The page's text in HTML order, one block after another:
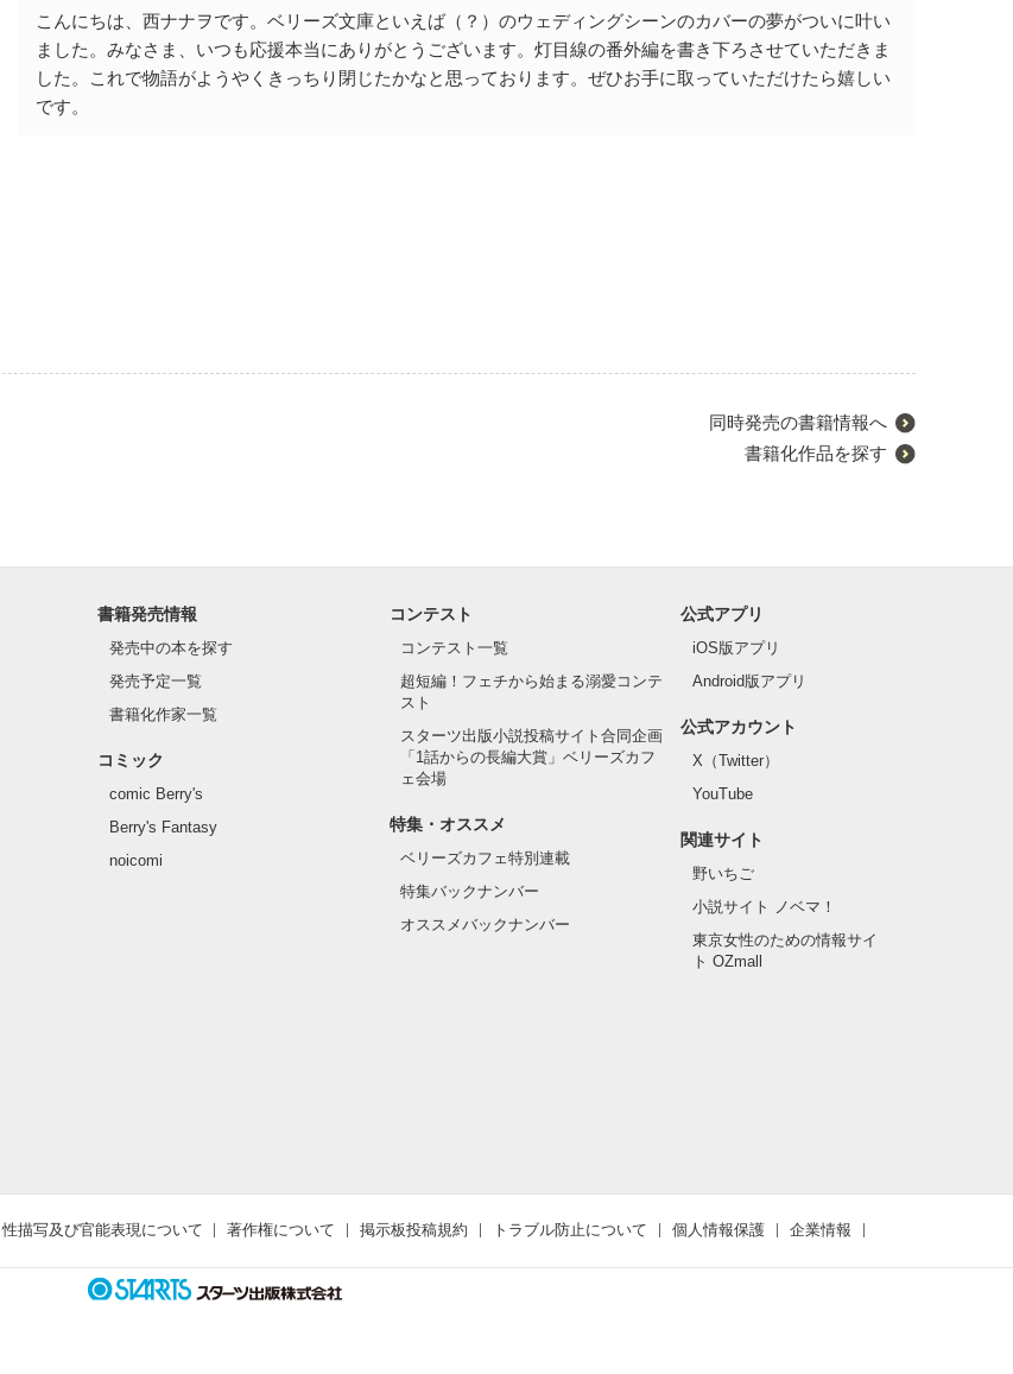
こんにちは、西ナナヲです。ベリーズ文庫といえば（？）のウェディングシーンのカバーの夢がついに叶い
ました。みなさま、いつも応援本当にありがとうございます。灯目線の番外編を書き下ろさせていただきま
した。これで物語がようやくきっちり閉じたかなと思っております。ぜひお手に取っていただけたら嬉しい
です。
同時発売の書籍情報へ
書籍化作品を探す
書籍発売情報
発売中の本を探す
発売予定一覧
書籍化作家一覧
コミック
comic Berry's
Berry's Fantasy
noicomi
コンテスト
コンテスト一覧
超短編！フェチから始まる溺愛コンテ
スト
スターツ出版小説投稿サイト合同企画
「1話からの長編大賞」ベリーズカフ
ェ会場
特集・オススメ
ベリーズカフェ特別連載
特集バックナンバー
オススメバックナンバー
公式アプリ
iOS版アプリ
Android版アプリ
公式アカウント
X（Twitter）
YouTube
関連サイト
野いちご
小説サイト ノベマ！
東京女性のための情報サイ
ト OZmall
性描写及び官能表現について 著作権について 掲示板投稿規約 トラブル防止について 個人情報保護 企業情報